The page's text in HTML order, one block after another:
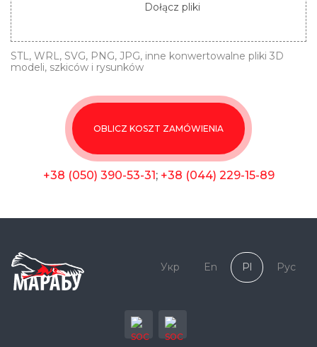
Dołącz pliki
STL, WRL, SVG, PNG, JPG, inne konwertowalne pliki 3D
modeli, szkiców i rysunków
OBLICZ KOSZT ZAMÓWIENIA
+38 (050) 390-53-31; +38 (044) 229-15-89
Укр En Pl Рус